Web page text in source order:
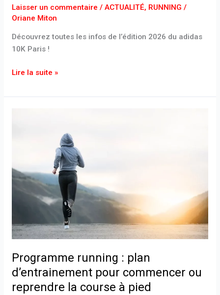
Laisser un commentaire / ACTUALITÉ, RUNNING /
Oriane Miton
Découvrez toutes les infos de l’édition 2026 du adidas
10K Paris !
Lire la suite »
Programme running : plan
d’entrainement pour commencer ou
reprendre la course à pied
d’entrainement
pour
commencer
la
course
pied